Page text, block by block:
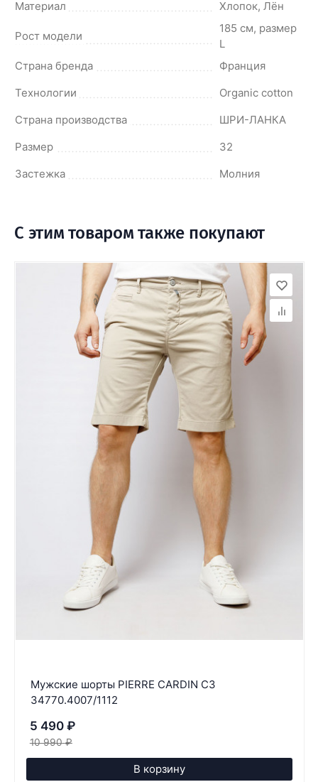
Материал Хлопок, Лён
Рост модели
185 см, размер
L
Страна бренда
Франция
Технологии
Оrganic cotton
Страна производства
ШРИ-ЛАНКА
Размер
32
Застежка
Молния
С этим товаром также покупают
Мужские шорты PIERRE CARDIN C3
34770.4007/1112
5 490 ₽
10 990 ₽
В корзину